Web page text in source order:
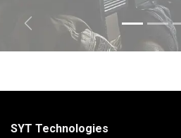
Précédent
SYT Technologies